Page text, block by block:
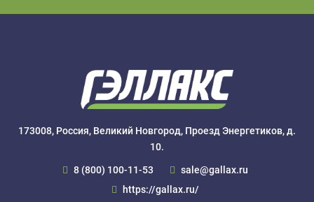
173008, Россия, Великий Новгород, Проезд Энергетиков, д.
10.
8 (800) 100-11-53
sale@gallax.ru
https://gallax.ru/